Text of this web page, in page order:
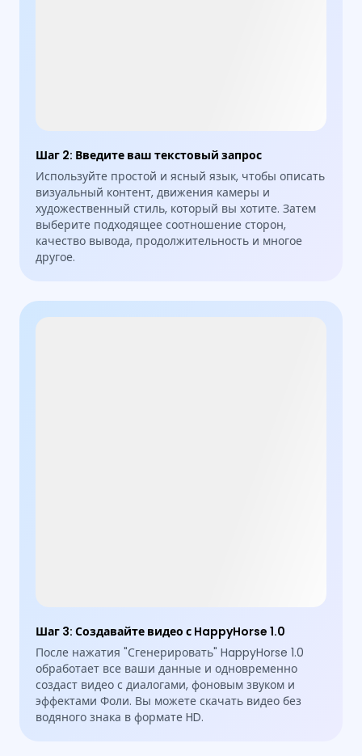
Шаг 2: Введите ваш текстовый запрос
Используйте простой и ясный язык, чтобы описать
визуальный контент, движения камеры и
художественный стиль, который вы хотите. Затем
выберите подходящее соотношение сторон,
качество вывода, продолжительность и многое
другое.
Шаг 3:Создавайте видео с HappyHorse 1.0
После нажатия "Сгенерировать" HappyHorse 1.0
обработает все ваши данные и одновременно
создаст видео с диалогами, фоновым звуком и
эффектами Фоли. Вы можете скачать видео без
водяного знака в формате HD.